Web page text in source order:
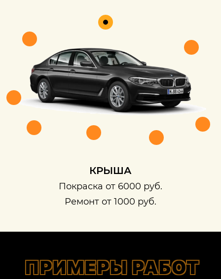
КРЫША
Покраска от 6000 руб.
Ремонт от 1000 руб.
ПРИМЕРЫ РАБОТ